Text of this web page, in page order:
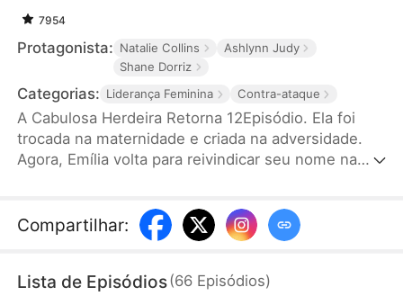
7954
Protagonista: Natalie Collins
Ashlynn Judy
Shane Dorriz
Categorias: Liderança Feminina Contra-ataque
A Cabulosa Herdeira Retorna 12Episódio. Ela foi
trocada na maternidade e criada na adversidade.
Agora, Emília volta para reivindicar seu nome na
traições, ciúmes e segredos, Emília precisará
provar seu valor e travar uma guerra particular
que o sangue não é mais forte do que a
Compartilhar:
Lista de Episódios(66 Episódios)